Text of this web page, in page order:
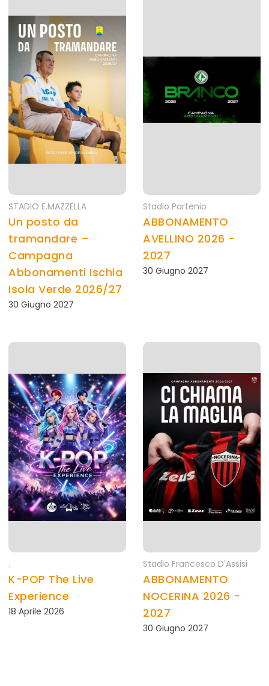
STADIO E.MAZZELLA
Un posto da
tramandare –
Campagna
Abbonamenti Ischia
Isola Verde 2026/27
30 Giugno 2027
Stadio Partenio
ABBONAMENTO
AVELLINO 2026 -
2027
30 Giugno 2027
.
K-POP The Live
Experience
18 Aprile 2026
Stadio Francesco D'Assisi
ABBONAMENTO
NOCERINA 2026 -
2027
30 Giugno 2027